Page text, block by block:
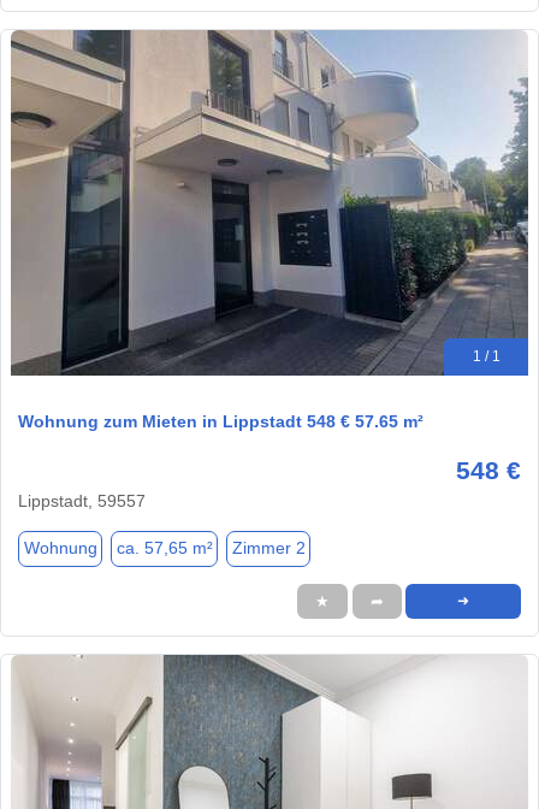
1 / 1
Wohnung zum Mieten in Lippstadt 548 € 57.65 m²
548 €
Lippstadt, 59557
Wohnung ca. 57,65 m² Zimmer 2
★ ➦ ➜